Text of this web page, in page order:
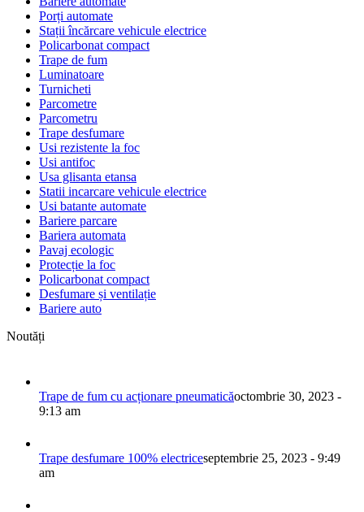
Porți automate
Stații încărcare vehicule electrice
Policarbonat compact
Trape de fum
Luminatoare
Turnicheti
Parcometre
Parcometru
Trape desfumare
Usi rezistente la foc
Usi antifoc
Usa glisanta etansa
Statii incarcare vehicule electrice
Usi batante automate
Bariere parcare
Bariera automata
Pavaj ecologic
Protecție la foc
Policarbonat compact
Desfumare și ventilație
Bariere auto
Noutăți
Trape de fum cu acționare pneumaticăoctombrie 30, 2023 -
9:13 am
Trape desfumare 100% electriceseptembrie 25, 2023 - 9:49
am